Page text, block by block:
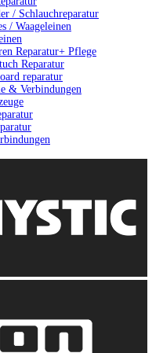
/ Schlauchreparatur
/ Waageleinen
Reparatur+ Pflege
Reparatur
reparatur
& Verbindungen